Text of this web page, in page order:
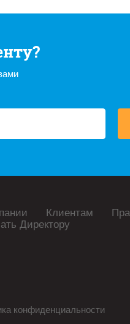
Клиентам
Директору
конфиденциальности